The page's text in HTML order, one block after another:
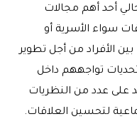
أحد أهم مجالات
سواء الأسرية أو
الأفراد من أجل تطوير
تواجههم داخل
على عدد من النظريات
لتحسين العلاقات.